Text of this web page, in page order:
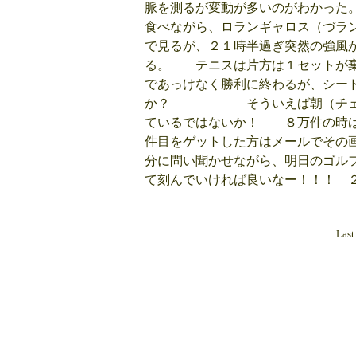
脈を測るが変動が多い
食べながら、ロランギャロス（づラ
で見るが、２１時半過ぎ突然の強風
る。 テニスは片方は１セットが棄
であっけなく勝利に終わるが、シー
か？ そういえば朝（チェンマ
ているではないか！ ８万件の時
件目をゲットした方はメールでそ
分に問い聞かせながら、明日のゴル
て刻んでいければ良いなー！！！